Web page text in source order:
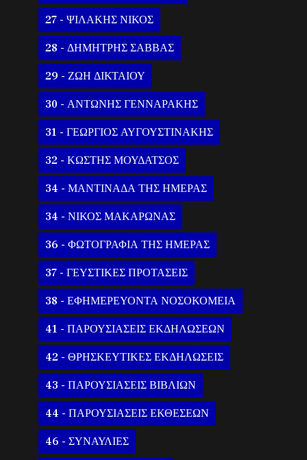
27 - ΨΙΛΑΚΗΣ ΝΙΚΟΣ
28 - ΔΗΜΗΤΡΗΣ ΣΑΒΒΑΣ
29 - ΖΩΗ ΔΙΚΤΑΙΟΥ
30 - ΑΝΤΩΝΗΣ ΓΕΝΝΑΡΑΚΗΣ
31 - ΓΕΩΡΓΙΟΣ ΑΥΓΟΥΣΤΙΝΑΚΗΣ
32 - ΚΩΣΤΗΣ ΜΟΥΔΑΤΣΟΣ
34 - ΜΑΝΤΙΝΑΔΑ ΤΗΣ ΗΜΕΡΑΣ
34 - ΝΙΚΟΣ ΜΑΚΑΡΩΝΑΣ
36 - ΦΩΤΟΓΡΑΦΙΑ ΤΗΣ ΗΜΕΡΑΣ
37 - ΓΕΥΣΤΙΚΕΣ ΠΡΟΤΑΣΕΙΣ
38 - ΕΦΗΜΕΡΕΥΟΝΤΑ ΝΟΣΟΚΟΜΕΙΑ
41 - ΠΑΡΟΥΣΙΑΣΕΙΣ ΕΚΔΗΛΩΣΕΩΝ
42 - ΘΡΗΣΚΕΥΤΙΚΕΣ ΕΚΔΗΛΩΣΕΙΣ
43 - ΠΑΡΟΥΣΙΑΣΕΙΣ ΒΙΒΛΙΩΝ
44 - ΠΑΡΟΥΣΙΑΣΕΙΣ ΕΚΘΕΣΕΩΝ
46 - ΣΥΝΑΥΛΙΕΣ